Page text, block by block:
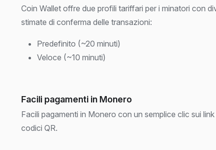
Coin Wallet offre due profili tariffari per i minatori con
stimate di conferma delle transazioni:
Predefinito (~20 minuti)
Veloce (~10 minuti)
Facili pagamenti in Monero
Facili pagamenti in Monero con un semplice clic sui
codici QR.